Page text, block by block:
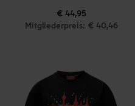
€ 44,95
Mitgliederpreis: € 40,46